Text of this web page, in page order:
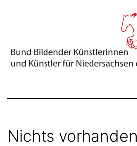
Nichts vorhanden